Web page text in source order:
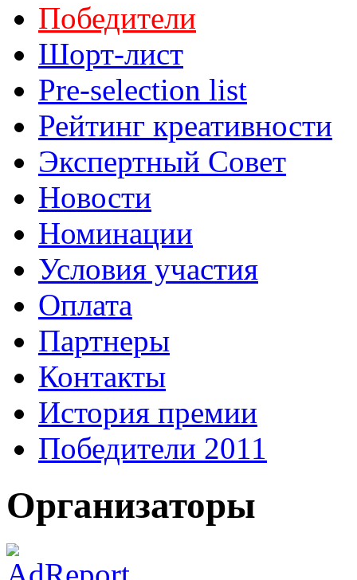
Победители
Шорт-лист
Pre-selection list
Рейтинг креативности
Экспертный Совет
Новости
Номинации
Условия участия
Оплата
Партнеры
Контакты
История премии
Победители 2011
Организаторы